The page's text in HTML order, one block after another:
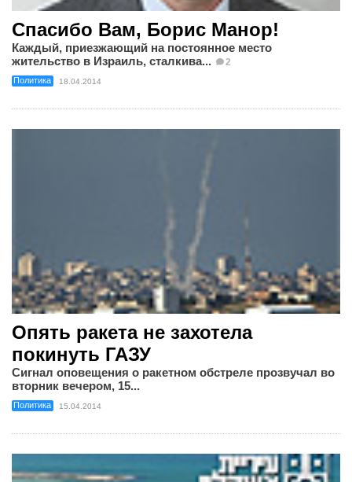
Спасибо Вам, Борис Манор!
Каждый, приезжающий на постоянное место
жительство в Израиль, сталкива...
2
Политика 18.04.2014
Опять ракета не захотела
покинуть ГАЗУ
Сигнал оповещения о ракетном обстреле прозвучал во
вторник вечером, 15...
Политика 15.04.2014